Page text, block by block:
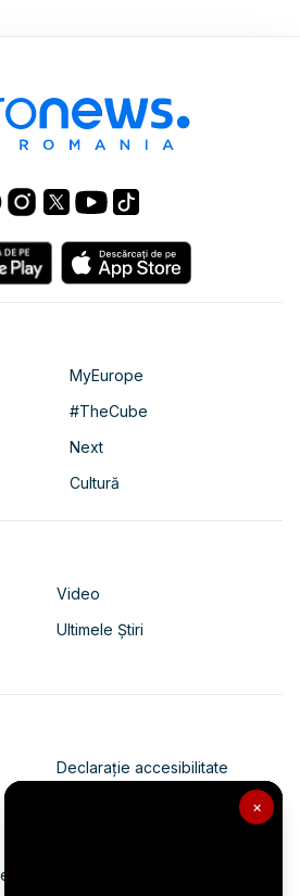
×
MyEurope
#TheCube
Next
Cultură
Video
Ultimele Știri
Declarație accesibilitate
Politica de confidențialitate